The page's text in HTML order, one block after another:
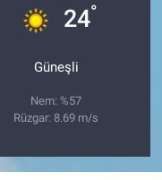
24°
Güneşli
Nem: %57
Rüzgar: 8.69 m/s